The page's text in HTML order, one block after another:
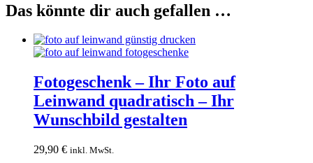
Das könnte dir auch gefallen …
Fotogeschenk – Ihr Foto auf
Leinwand quadratisch – Ihr
Wunschbild gestalten
29,90 € inkl. MwSt.